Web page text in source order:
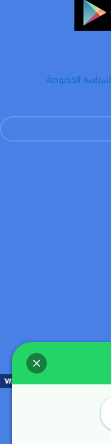
لسياسة الخصوصة